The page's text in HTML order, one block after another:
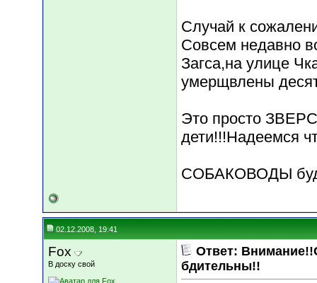
Случай к
Совсем недавно
Загса,на улице
умерщвлены
Это просто
дети!!!Надеемся
СОБАКОВОДЫ
02.12.2008, 19:41
Fox
В доску свой
Ответ:
бдительны!!